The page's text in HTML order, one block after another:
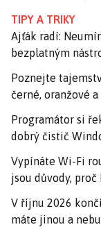
TIPY A TRIKY
Ajťák radí:
bezplatným
Poznejte
černé, oranžové
Programátor si
dobrý čistič
Vypínáte Wi-Fi
jsou důvody,
V říjnu 2026
máte jinou a